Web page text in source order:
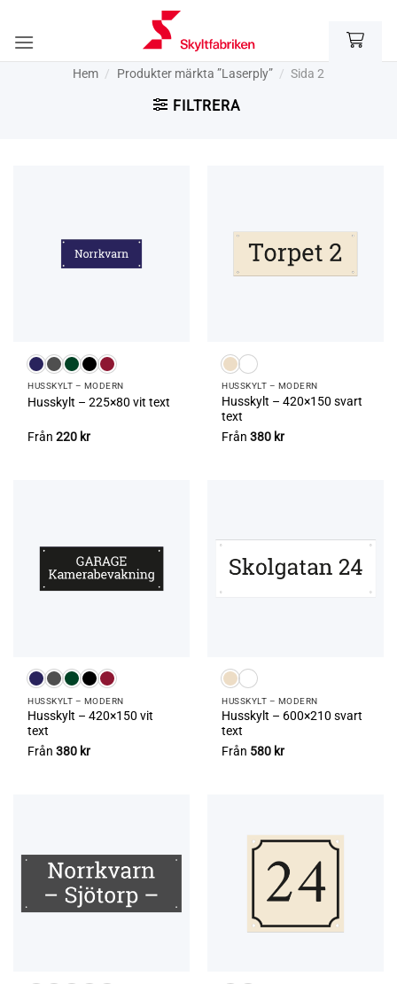
content
Hem / Produkter märkta ”Laserply” / Sida 2
FILTRERA
HUSSKYLT – MODERN
Husskylt – 225×80 vit text
Från220 kr
HUSSKYLT – MODERN
Husskylt – 420×150 svart
text
Från380 kr
HUSSKYLT – MODERN
Husskylt – 420×150 vit
text
Från380 kr
HUSSKYLT – MODERN
Husskylt – 600×210 svart
text
Från 580 kr